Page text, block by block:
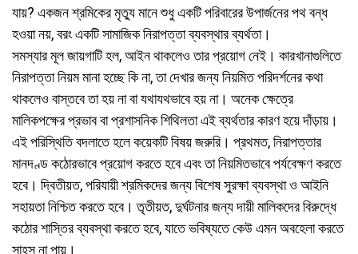
যায়? একজন শ্রমিকের মৃত্যু মানে শুধু একটি পরিবারের উপার্জনের পথ বন্ধ
হওয়া নয়, বরং একটি সামাজিক নিরাপত্তা ব্যবস্থার ব্যর্থতা।
সমস্যার মূল জায়গাটি হল, আইন থাকলেও তার প্রয়োগ নেই। কারখানাগুলিতে
নিরাপত্তা নিয়ম মানা হচ্ছে কি না, তা দেখার জন্য নিয়মিত পরিদর্শনের কথা
থাকলেও বাস্তবে তা হয় না বা যথাযথভাবে হয় না। অনেক ক্ষেত্রে
মালিকপক্ষের প্রভাব বা প্রশাসনিক শিথিলতা এই ব্যর্থতার কারণ হয়ে দাঁড়ায়।
এই পরিস্থিতি বদলাতে হলে কয়েকটি বিষয় জরুরি। প্রথমত, নিরাপত্তার
মানদণ্ড কঠোরভাবে প্রয়োগ করতে হবে এবং তা নিয়মিতভাবে পর্যবেক্ষণ করতে
হবে। দ্বিতীয়ত, পরিযায়ী শ্রমিকদের জন্য বিশেষ সুরক্ষা ব্যবস্থা ও আইনি
সহায়তা নিশ্চিত করতে হবে। তৃতীয়ত, দুর্ঘটনার জন্য দায়ী মালিকদের বিরুদ্ধে
কঠোর শাস্তির ব্যবস্থা করতে হবে, যাতে ভবিষ্যতে কেউ এমন অবহেলা করতে
সাহস না পায়।